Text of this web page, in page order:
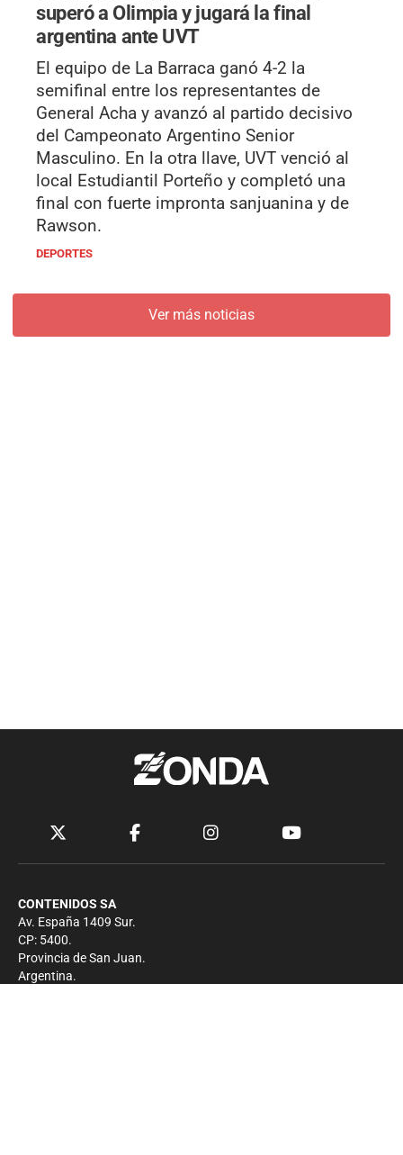
superó a Olimpia y jugará la final
argentina ante UVT
El equipo de La Barraca ganó 4-2 la
semifinal entre los representantes de
General Acha y avanzó al partido decisivo
del Campeonato Argentino Senior
Masculino. En la otra llave, UVT venció al
local Estudiantil Porteño y completó una
final con fuerte impronta sanjuanina y de
Rawson.
DEPORTES
Ver más noticias
CONTENIDOS SA
Av. España 1409 Sur.
CP: 5400.
Provincia de San Juan.
Argentina.